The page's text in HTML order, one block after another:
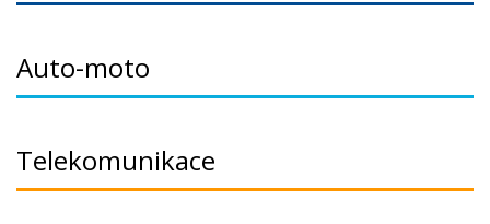
Auto-moto
Telekomunikace